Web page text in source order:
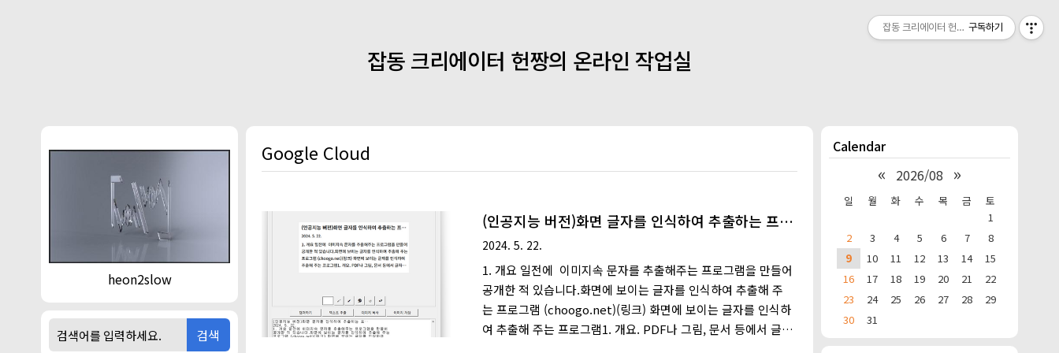
잡동 크리에이터 헌짱의 온라인 작업실
heon2slow
검색
Calendar
« 2026/08 »
일 월 화 수 목 금
토
1
2
3 4 5 6 7
8
9
10 11 12 13 14
15
16
17 18 19 20 21
22
23
24 25 26 27 28
29
30
31
Google Cloud
(인공지능 버전)화면 글자를 인식하여 추출하는 프로
그램
2024. 5. 22.
1. 개요 일전에 이미지속 문자를 추출해주는 프로그램을 만들어
공개한 적 있습니다.화면에 보이는 글자를 인식하여 추출해 주
는 프로그램 (choogo.net)(링크) 화면에 보이는 글자를 인식하
여 추출해 주는 프로그램1. 개요. PDF나 그림, 문서 등에서 글자
잡동 크리에이터 헌짱의 온라인 작업실
구독하기